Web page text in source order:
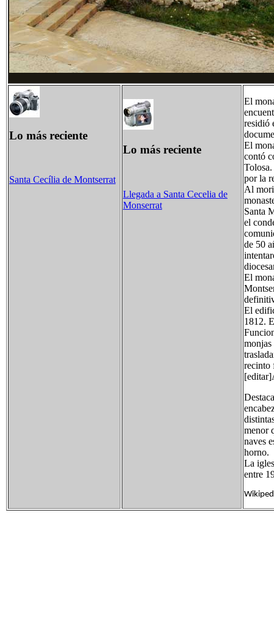
Lo más reciente
Santa Cecília de Montserrat
Lo más reciente
Llegada a Santa Cecelia de
Monserrat
El
residió
El
contó
por la
Al
Santa
el
de 50
El
El
1812.
monjas
recinto
menor
naves
horno.
La
entre